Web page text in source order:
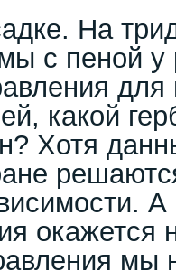
На
с пеной
для
какой
Хотя
окажется
мы